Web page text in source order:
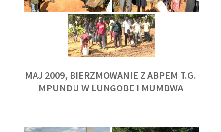
MAJ 2009, BIERZMOWANIE Z ABPEM T.G.
MPUNDU W LUNGOBE I MUMBWA